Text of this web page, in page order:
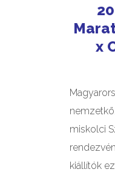
x
miskolci
kiállítók